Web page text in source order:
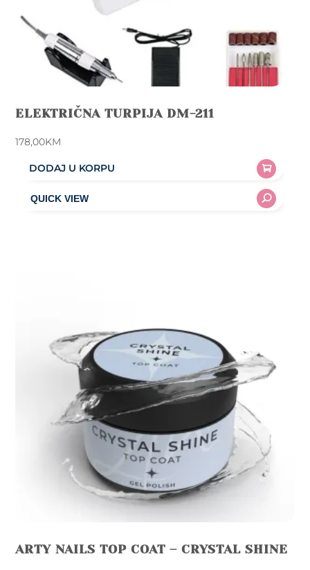
ELEKTRIČNA TURPIJA DM-211
178,00KM
DODAJ U KORPU
ARTY NAILS TOP COAT – CRYSTAL SHINE